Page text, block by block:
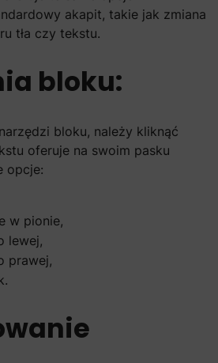
akapit, takie jak zmiana
tła czy tekstu.
bloku:
bloku, należy kliknąć
oferuje na swoim pasku
opcje:
w pionie,
lewej,
prawej,